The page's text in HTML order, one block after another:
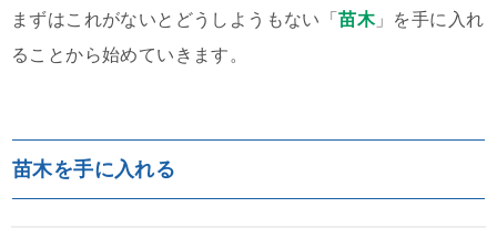
まずはこれがないとどうしようもない「苗木」を手に入れ
ることから始めていきます。
苗木を手に入れる